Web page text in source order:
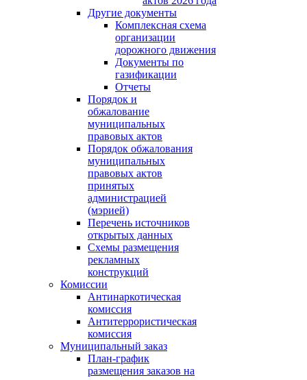
Другие документы
Комплексная схема
организации
дорожного движения
Документы по
газификации
Отчеты
Порядок и
обжалование
муниципальных
правовых актов
Порядок обжалования
муниципальных
правовых актов
принятых
администрацией
(мэрией)
Перечень источников
открытых данных
Схемы размещения
рекламных
конструкций
Комиссии
Антинаркотическая
комиссия
Антитеррористическая
комиссия
Муниципальный заказ
План-график
размещения заказов на